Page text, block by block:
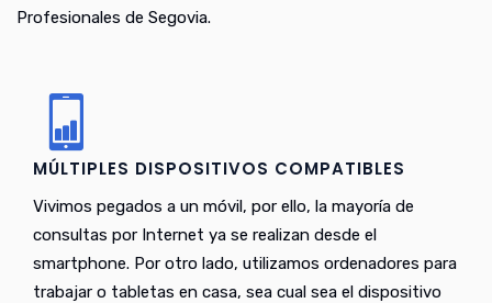
Profesionales de Segovia.
MÚLTIPLES DISPOSITIVOS COMPATIBLES
Vivimos pegados a un móvil, por ello, la mayoría de
consultas por Internet ya se realizan desde el
smartphone. Por otro lado, utilizamos ordenadores para
trabajar o tabletas en casa, sea cual sea el dispositivo